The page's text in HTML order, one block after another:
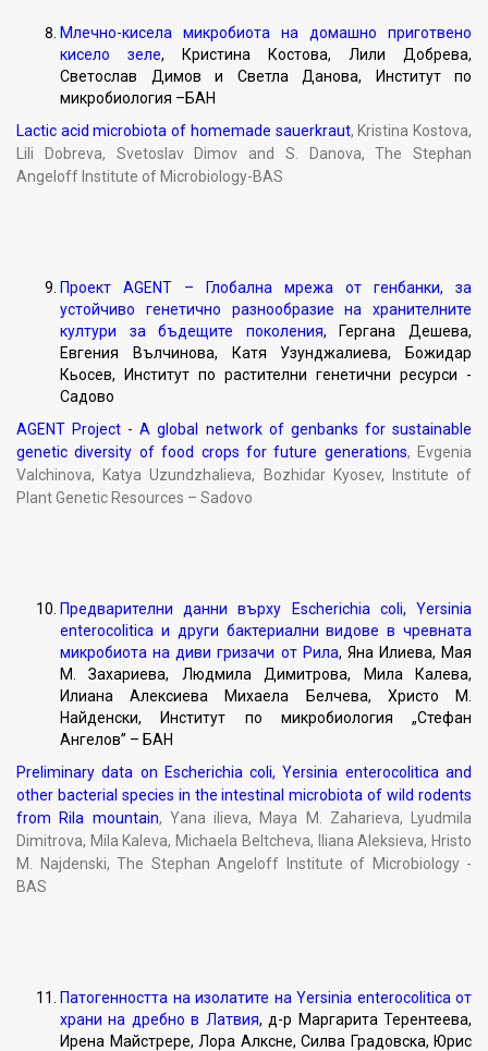
Млечно-кисела микробиота на домашно приготвено
кисело зеле, Кристина Костова, Лили Добрева,
Светослав Димов и Светла Данова, Институт по
микробиология –БАН
Lactic acid microbiota of homemade sauerkraut, Kristina Kostova,
Lili Dobreva, Svetoslav Dimov and S. Danova, The Stephan
Angeloff Institute of Microbiology-BAS
Проект AGENT – Глобална мрежа от генбанки, за
устойчиво генетично разнообразие на хранителните
култури за бъдещите поколения, Гергана Дешева,
Евгения Вълчинова, Катя Узунджалиева, Божидар
Кьосев, Институт по растителни генетични ресурси -
Садово
AGENT Project - A global network of genbanks for sustainable
genetic diversity of food crops for future generations, Evgenia
Valchinova, Katya Uzundzhalieva, Bozhidar Kyosev, Institute of
Plant Genetic Resources – Sadovo
Предварителни данни върху Escherichia coli, Yersinia
enterocolitica и други бактериални видове в чревната
микробиота на диви гризачи от Рила, Яна Илиева, Мая
М. Захариева, Людмила Димитрова, Мила Калева,
Илиана Алексиева Михаела Белчева, Христо М.
Найденски, Институт по микробиология „Стефан
Ангелов” – БАН
Preliminary data on Escherichia coli, Yersinia enterocolitica and
other bacterial species in the intestinal microbiota of wild rodents
from Rila mountain, Yana ilieva, Maya M. Zaharieva, Lyudmila
Dimitrova, Mila Kaleva, Michaela Beltcheva, Iliana Aleksieva, Hristo
M. Najdenski, The Stephan Angeloff Institute of Microbiology -
BAS
Патогенността на изолатите на Yersinia enterocolitica от
храни на дребно в Латвия, д-р Маргарита Терентеева,
Ирена Майстрере, Лора Алксне, Силва Градовска, Юрис